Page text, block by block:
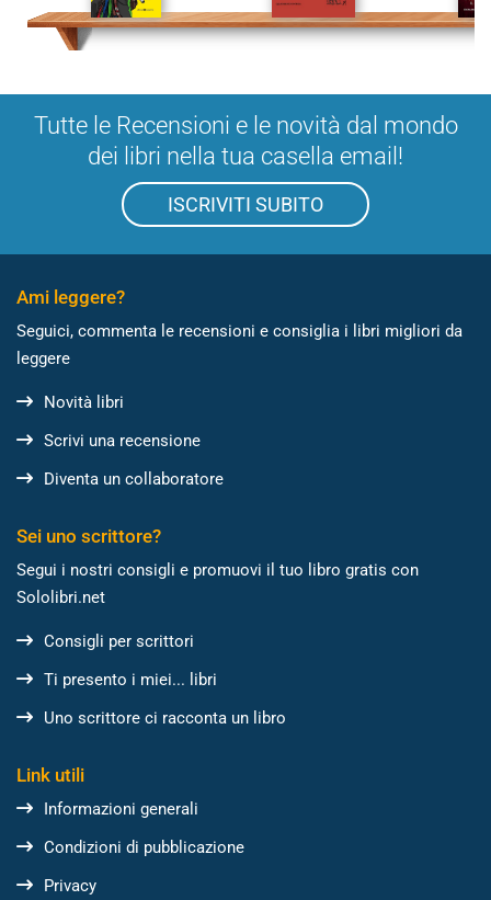
Tutte le Recensioni e le novità dal mondo
dei libri nella tua casella email!
ISCRIVITI SUBITO
Ami leggere?
Seguici, commenta le recensioni e consiglia i libri migliori da
leggere
Novità libri
Scrivi una recensione
Diventa un collaboratore
Sei uno scrittore?
Segui i nostri consigli e promuovi il tuo libro gratis con
Sololibri.net
Consigli per scrittori
Ti presento i miei... libri
Uno scrittore ci racconta un libro
Link utili
Informazioni generali
Condizioni di pubblicazione
Privacy